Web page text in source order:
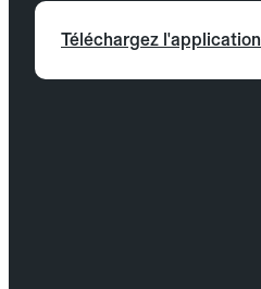
Téléchargez l'application